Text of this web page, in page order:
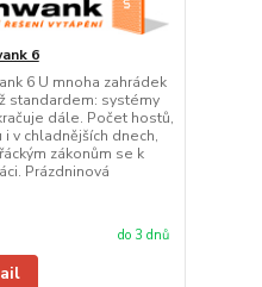
6
6 U mnoha zahrádek
standardem: systémy
dále. Počet hostů,
v chladnějších dnech,
zákonům se k
Prázdninová
do 3 dnů